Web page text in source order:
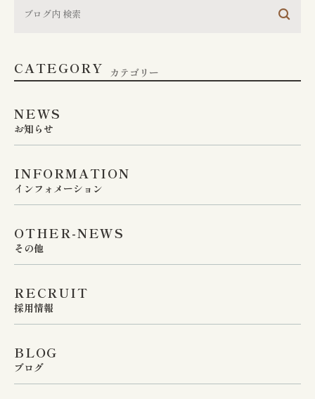
胃やお尻の不調は、早期の検査・治療が大切
が、あなたのお悩みに真摯に向き合います。
CATEGORY カテゴリー
NEWS
お知らせ
INFORMATION
インフォメーション
OTHER-NEWS
その他
RECRUIT
採用情報
BLOG
ブログ